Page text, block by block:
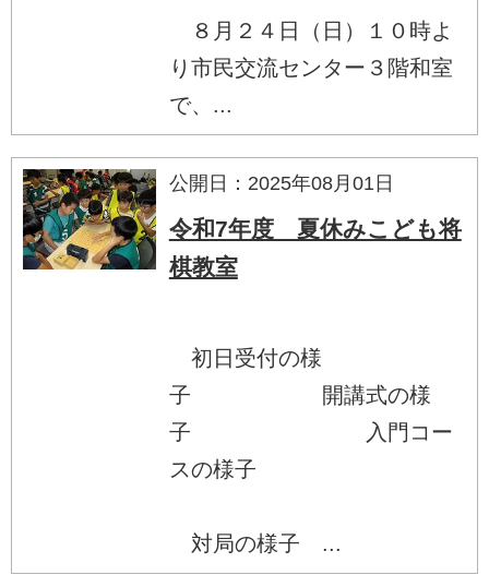
８月２４日（日）１０時よ
り市民交流センター３階和室
で、...
公開日：2025年08月01日
令和7年度 夏休みこども将
棋教室
初日受付の様
子 開講式の様
子 入門コー
スの様子
対局の様子 ...